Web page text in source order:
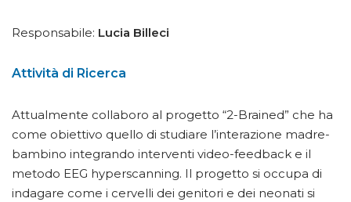
Responsabile: Lucia Billeci
Attività di Ricerca
Attualmente collaboro al progetto “2-Brained” che ha
come obiettivo quello di studiare l’interazione madre-
bambino integrando interventi video-feedback e il
metodo EEG hyperscanning. Il progetto si occupa di
indagare come i cervelli dei genitori e dei neonati si